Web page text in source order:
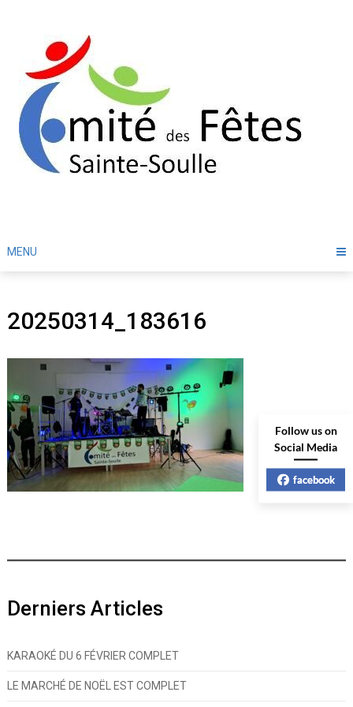
MENU
20250314_183616
Derniers Articles
KARAOKÉ DU 6 FÉVRIER COMPLET
LE MARCHÉ DE NOËL EST COMPLET
Follow us on
Social Media
facebook